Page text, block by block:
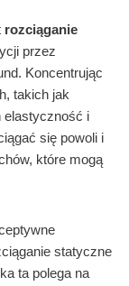
rozciąganie
przez
Koncentrując
takich jak
elastyczność i
się powoli i
które mogą
statyczne
ta polega na